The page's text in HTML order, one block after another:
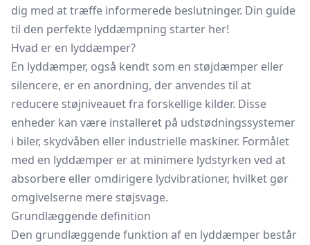
dig med at træffe informerede beslutninger. Din guide
til den perfekte lyddæmpning starter her!
Hvad er en lyddæmper?
En lyddæmper, også kendt som en støjdæmper eller
silencere, er en anordning, der anvendes til at
reducere støjniveauet fra forskellige kilder. Disse
enheder kan være installeret på udstødningssystemer
i biler, skydvåben eller industrielle maskiner. Formålet
med en lyddæmper er at minimere lydstyrken ved at
absorbere eller omdirigere lydvibrationer, hvilket gør
omgivelserne mere støjsvage.
Grundlæggende definition
Den grundlæggende funktion af en lyddæmper består